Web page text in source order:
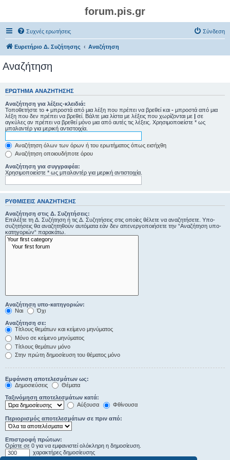
forum.pis.gr
Συχνές ερωτήσεις Σύνδεση
Ευρετήριο Δ. Συζήτησης Αναζήτηση
Αναζήτηση
ΕΡΏΤΗΜΑ ΑΝΑΖΉΤΗΣΗΣ
Αναζήτηση για λέξεις-κλειδιά:
Τοποθετήστε το + μπροστά από μια λέξη που πρέπει να βρεθεί και - μπροστά από μια
λέξη που δεν πρέπει να βρεθεί. Βάλτε μια λίστα με λέξεις που χωρίζονται με | σε
αγκύλες αν πρέπει να βρεθεί μόνο μια από αυτές τις λέξεις. Χρησιμοποιείστε * ως
μπαλαντέρ για μερική αντιστοιχία.
Αναζήτηση όλων των όρων ή του ερωτήματος όπως εισήχθη
Αναζήτηση οποιουδήποτε όρου
Αναζήτηση για συγγραφέα:
Χρησιμοποιείστε * ως μπαλαντέρ για μερική αντιστοιχία.
ΡΥΘΜΊΣΕΙΣ ΑΝΑΖΉΤΗΣΗΣ
Αναζήτηση στις Δ. Συζητήσεις:
Επιλέξτε τη Δ. Συζήτηση ή τις Δ. Συζητήσεις στις οποίες θέλετε να αναζητήσετε. Υπο-
συζητήσεις θα αναζητηθούν αυτόματα εάν δεν απενεργοποιήσετε την “Αναζήτηση υπο-
κατηγοριών“ παρακάτω.
Αναζήτηση υπο-κατηγοριών:
Ναι
Όχι
Αναζήτηση σε:
Τίτλους θεμάτων και κείμενο μηνύματος
Μόνο σε κείμενο μηνύματος
Τίτλους θεμάτων μόνο
Στην πρώτη δημοσίευση του θέματος μόνο
Εμφάνιση αποτελεσμάτων ως:
Δημοσιεύσεις
Θέματα
Ταξινόμηση αποτελεσμάτων κατά:
Αύξουσα
Φθίνουσα
Περιορισμός αποτελεσμάτων σε πριν από:
Επιστροφή πρώτων:
Ορίστε σε 0 για να εμφανιστεί ολόκληρη η δημοσίευση.
χαρακτήρες δημοσίευσης